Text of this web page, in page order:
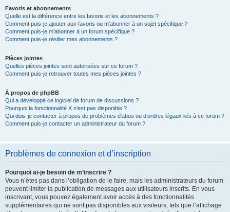
Favoris et abonnements
Quelle est la différence entre les favoris et les abonnements ?
Comment puis-je ajouter aux favoris ou m’abonner à un sujet spécifique ?
Comment puis-je m’abonner à un forum spécifique ?
Comment puis-je résilier mes abonnements ?
Pièces jointes
Quelles pièces jointes sont autorisées sur ce forum ?
Comment puis-je retrouver toutes mes pièces jointes ?
À propos de phpBB
Qui a développé ce logiciel de forum de discussions ?
Pourquoi la fonctionnalité X n’est pas disponible ?
Qui dois-je contacter à propos de problèmes d’abus ou d’ordres légaux liés à ce forum ?
Comment puis-je contacter un administrateur du forum ?
Problèmes de connexion et d’inscription
Pourquoi ai-je besoin de m’inscrire ?
Vous n’êtes pas dans l’obligation de le faire, mais les administrateurs du forum
peuvent limiter la publication de messages aux utilisateurs inscrits. En vous
inscrivant, vous pouvez également avoir accès à des fonctionnalités
supplémentaires qui ne sont pas disponibles aux visiteurs, tels que l’affichage